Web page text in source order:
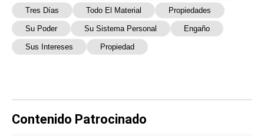
Tres Días Todo El Material Propiedades
Su Poder Su Sistema Personal Engaño
Sus Intereses Propiedad
Contenido Patrocinado